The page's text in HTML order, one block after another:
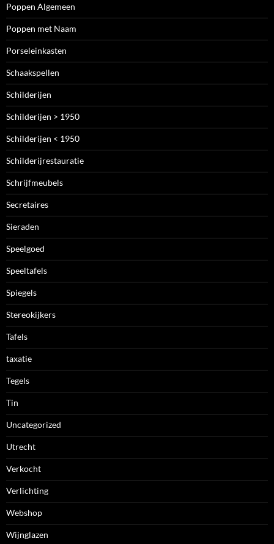
Poppen Algemeen
Poppen met Naam
Porseleinkasten
Schaakspellen
Schilderijen
Schilderijen > 1950
Schilderijen < 1950
Schilderijrestauratie
Schrijfmeubels
Secretaires
Sieraden
Speelgoed
Speeltafels
Spiegels
Stereokijkers
Tafels
taxatie
Tegels
Tin
Uncategorized
Utrecht
Verkocht
Verlichting
Webshop
Wijnglazen